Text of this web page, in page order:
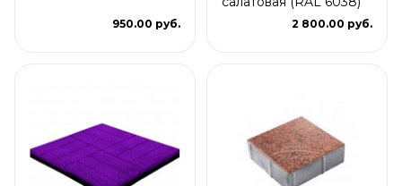
950.00 руб. 2 800.00 руб.